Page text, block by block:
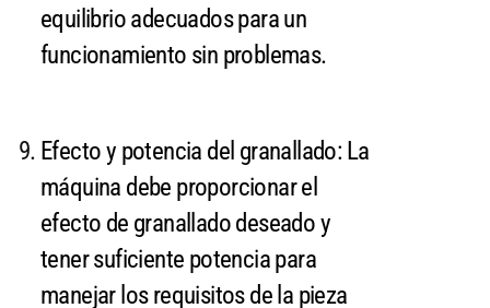
equilibrio adecuados para un
funcionamiento sin problemas.
Efecto y potencia del granallado: La
máquina debe proporcionar el
efecto de granallado deseado y
tener suficiente potencia para
manejar los requisitos de la pieza